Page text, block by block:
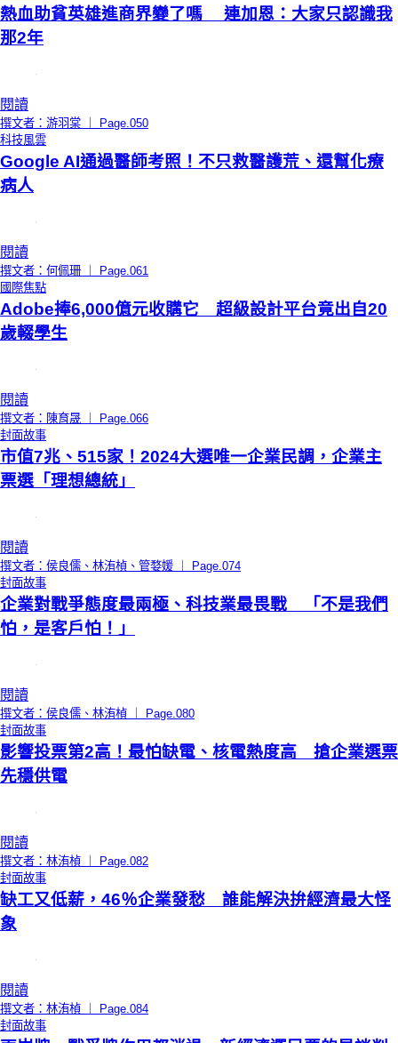
熱血助貧英雄進商界變了嗎 連加恩：大家只認識我
那2年
閱讀
撰文者：游羽棠 ｜ Page.050
科技風雲
Google AI通過醫師考照！不只救醫護荒、還幫化療
病人
閱讀
撰文者：何佩珊 ｜ Page.061
國際焦點
Adobe捧6,000億元收購它 超級設計平台竟出自20
歲輟學生
閱讀
撰文者：陳育晟 ｜ Page.066
封面故事
市值7兆、515家！2024大選唯一企業民調，企業主
票選「理想總統」
閱讀
撰文者：侯良儒、林洧楨、管婺媛 ｜ Page.074
封面故事
企業對戰爭態度最兩極、科技業最畏戰 「不是我們
怕，是客戶怕！」
閱讀
撰文者：侯良儒、林洧楨 ｜ Page.080
封面故事
影響投票第2高！最怕缺電、核電熱度高 搶企業選票
先穩供電
閱讀
撰文者：林洧楨 ｜ Page.082
封面故事
缺工又低薪，46％企業發愁 誰能解決拚經濟最大怪
象
閱讀
撰文者：林洧楨 ｜ Page.084
封面故事